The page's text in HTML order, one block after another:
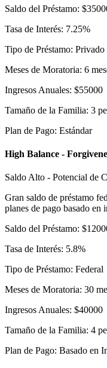
Saldo del Préstamo: $
Tasa de Interés: 7.25%
Tipo de Préstamo: Privado
Meses de Moratoria: 6
Ingresos Anuales: $55000
Tamaño de la Familia: 3
Plan de Pago: Estándar
High Balance -
Saldo Alto - Potencial de
Gran saldo de préstamo
planes de pago basado en
Saldo del Préstamo: $
Tasa de Interés: 5.8%
Tipo de Préstamo: Federal
Meses de Moratoria: 30
Ingresos Anuales: $40000
Tamaño de la Familia: 4
Plan de Pago: Basado en